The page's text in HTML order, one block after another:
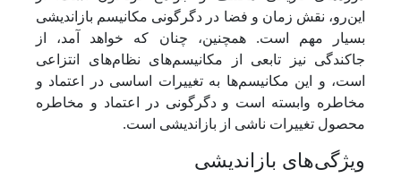
این‌رو، نقش زمان و فضا در دگرگونی مکانیسم بازاندیشی
بسیار مهم است. همچنین، چنان که خواهد آمد، از
جاکندگی نیز تابعی از مکانیسم‌های نظام‌های انتزاعی
است، و این مکانیسم‌ها به تغییرات اساسی در اعتماد و
مخاطره وابسته است و دگرگونی در اعتماد و مخاطره
محصول تغییرات ناشی از بازاندیشی است.
ویژگی‌های بازاندیشی